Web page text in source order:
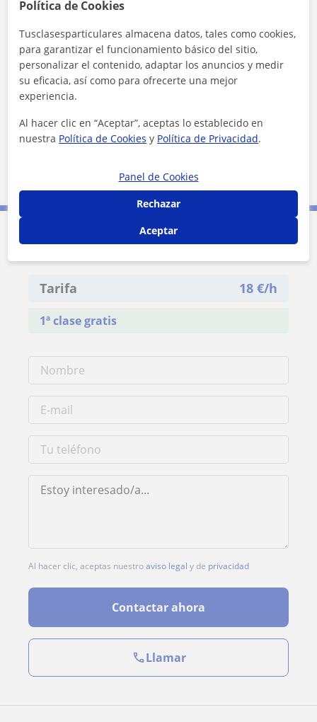
Burriana
Villarreal
+ −
Leaflet| ©OpenStreetMap
Contacta con Maurice
Tarifa 18 €/h
1ª clase gratis
Al hacer clic, aceptas nuestroaviso legal y de privacidad
Contactar ahora
Llamar
Política de Cookies
Tusclasesparticulares almacena datos, tales como cookies,
para garantizar el funcionamiento básico del sitio,
personalizar el contenido, adaptar los anuncios y medir
su eficacia, así como para ofrecerte una mejor
experiencia.
Al hacer clic en “Aceptar”, aceptas lo establecido en
nuestra Política de Cookies y Política de Privacidad.
Panel de Cookies
Rechazar
Aceptar